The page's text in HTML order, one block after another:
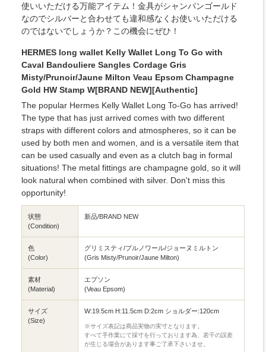
使いいただける万能アイテム！金具がシャンパンゴールド
なのでシルバーと合わせても違和感なくお使いいただける
のではないでしょうか？この機会にぜひ！
HERMES long wallet Kelly Wallet Long To Go with
Caval Bandouliere Sangles Cordage Gris
Misty/Prunoir/Jaune Milton Veau Epsom Champagne
Gold HW Stamp W[BRAND NEW][Authentic]
The popular Hermes Kelly Wallet Long To-Go has arrived!
The type that has just arrived comes with two different
straps with different colors and atmospheres, so it can be
used by both men and women, and is a versatile item that
can be used casually and even as a clutch bag in formal
situations! The metal fittings are champagne gold, so it will
look natural when combined with silver. Don't miss this
opportunity!
状態
(Condition)
新品/BRAND NEW
色
(Color)
グリミスティ/プルノワール/ジョーヌミルトン
(Gris Misty/Prunoir/Jaune Milton)
素材
(Material)
エプソン
(Veau Epsom)
サイズ
(Size)
W:19.5cm H:11.5cm D:2cm ショルダー:120cm
※サイズ表記は商品実物の実寸となります。
すべて手作業にて採寸を行っております為、若干の誤差
が生じる場合があります事ご了承下さいませ。